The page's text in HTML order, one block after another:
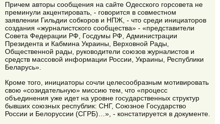
Причем авторы сообщения на сайте Одесского горсовета не
преминули акцентировать, - говорится в совместном
заявлении Гильдии собкоров и НПЖ, - что среди инициаторов
создания «журналистского сообщества» - «представители
Совета Федерации РФ, Госдумы РФ, Администрации
Президента и Кабмина Украины, Верховной Рады,
Общественной рады, руководители союзов журналистов и
средств массовой информации России, Украины, Республики
Беларусь».
Кроме того, инициаторы сочли целесообразным мотивировать
свою «созидательную» миссию тем, что «процесс
объединения уже идет на уровне государственных структур
бывших союзных республик: СНГ, Союзное Государство
России и Белоруссии (СГРБ)…», - констатируется в документе.